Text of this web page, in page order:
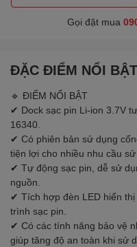
Gọi đặt mua
ĐẶC ĐIỂM NỔI BẬT
🔹 ĐIỂM NỔI BẬT
✔ Dock sạc pin Li-ion 3.7V
16340.
✔ Có phiên bản sử dụng
tiện lợi cho nhiều nhu cầu sử
✔ Tự động sạc pin, dễ sử
nguồn.
✔ Tích hợp đèn LED hiển
trình sạc pin.
✔ Có các tính năng bảo vệ
giúp tăng độ an toàn khi sử